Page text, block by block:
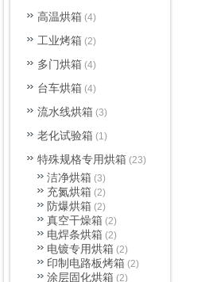
高温烘箱 (4)
工业烤箱 (2)
多门烘箱 (4)
台车烘箱 (4)
流水线烘箱 (3)
老化试验箱 (1)
特殊规格专用烘箱 (23)
洁净烘箱 (3)
充氮烘箱 (2)
防爆烘箱 (2)
真空干燥箱 (2)
电焊条烘箱 (2)
电镀专用烘箱 (2)
印制电路板烤箱 (2)
涂层固化烘箱 (2)